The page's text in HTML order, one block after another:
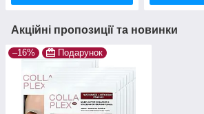
Акційні пропозиції та новинки
–16% Подарунок